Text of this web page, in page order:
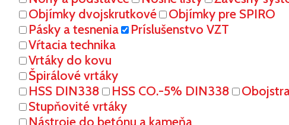
Objímky dvojskrutkové
Objímky pre SPIRO
Pásky a tesnenia
Príslušenstvo VZT
Vŕtacia technika
Vrtáky do kovu
Špirálové vrtáky
HSS DIN338
HSS CO.-5% DIN338
Stupňovité vrtáky
Nástroje do betónu a kameňa